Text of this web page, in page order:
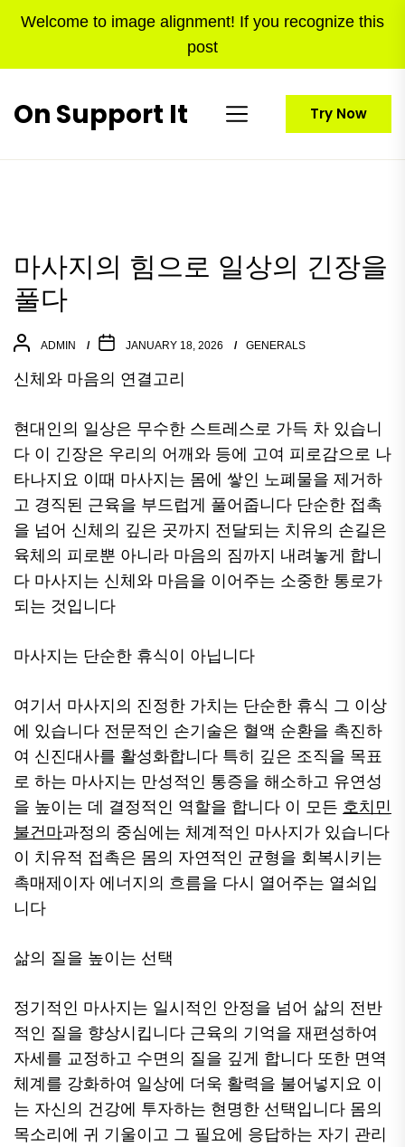
Welcome to image alignment! If you recognize this
post
On Support It Try Now
마사지의 힘으로 일상의 긴장을
풀다
ADMIN JANUARY 18, 2026 GENERALS
신체와 마음의 연결고리
현대인의 일상은 무수한 스트레스로 가득 차 있습니
다 이 긴장은 우리의 어깨와 등에 고여 피로감으로 나
타나지요 이때 마사지는 몸에 쌓인 노폐물을 제거하
고 경직된 근육을 부드럽게 풀어줍니다 단순한 접촉
을 넘어 신체의 깊은 곳까지 전달되는 치유의 손길은
육체의 피로뿐 아니라 마음의 짐까지 내려놓게 합니
다 마사지는 신체와 마음을 이어주는 소중한 통로가
되는 것입니다
마사지는 단순한 휴식이 아닙니다
여기서 마사지의 진정한 가치는 단순한 휴식 그 이상
에 있습니다 전문적인 손기술은 혈액 순환을 촉진하
여 신진대사를 활성화합니다 특히 깊은 조직을 목표
로 하는 마사지는 만성적인 통증을 해소하고 유연성
을 높이는 데 결정적인 역할을 합니다 이 모든 호치민
불건마과정의 중심에는 체계적인 마사지가 있습니다
이 치유적 접촉은 몸의 자연적인 균형을 회복시키는
촉매제이자 에너지의 흐름을 다시 열어주는 열쇠입
니다
삶의 질을 높이는 선택
정기적인 마사지는 일시적인 안정을 넘어 삶의 전반
적인 질을 향상시킵니다 근육의 기억을 재편성하여
자세를 교정하고 수면의 질을 깊게 합니다 또한 면역
체계를 강화하여 일상에 더욱 활력을 불어넣지요 이
는 자신의 건강에 투자하는 현명한 선택입니다 몸의
목소리에 귀 기울이고 그 필요에 응답하는 자기 관리